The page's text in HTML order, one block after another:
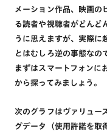
メーション作品、映画の
る読者や視聴者がどんど
うに思えますが、実際に
とはむしろ逆の事態なの
まずはスマートフォンに
から探ってみましょう。
次のグラフはヴァリュー
グデータ（使用許諾を取